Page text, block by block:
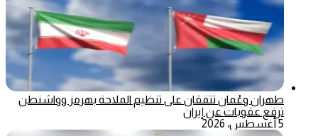
طهران وعُمان تتفقان على تنظيم الملاحة بهرمز وواشنطن
ترفع عقوبات عن إيران
5 أغسطس، 2026